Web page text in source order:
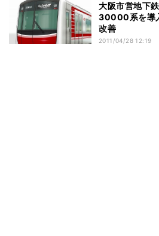
大阪市営地下
30000系を導
改善
2011/04/28 12:19